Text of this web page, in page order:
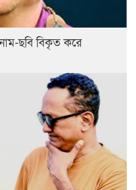
ছবি বিকৃত করে